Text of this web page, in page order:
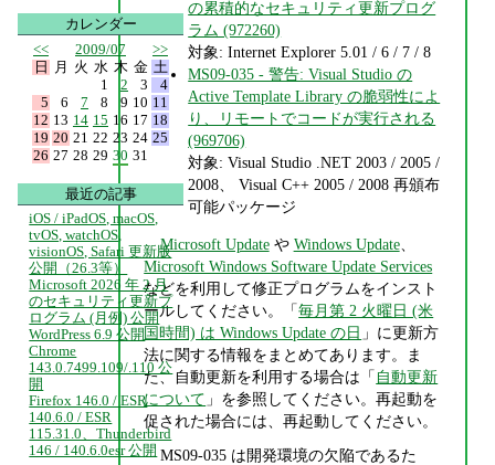
の累積的なセキュリティ更新プログ
ラム (972260)
対象: Internet Explorer 5.01 / 6 / 7 / 8
MS09-035 - 警告: Visual Studio の
Active Template Library の脆弱性によ
り、リモートでコードが実行される
(969706)
対象: Visual Studio .NET 2003 / 2005 /
2008、 Visual C++ 2005 / 2008 再頒布
可能パッケージ
Microsoft Updateや Windows Update、
Microsoft Windows Software Update Services
などを利用して修正プログラムをインスト
ールしてください。「毎月第 2 火曜日 (米
国時間) は Windows Update の日 」に更新方
法に関する情報をまとめてあります。ま
た、自動更新を利用する場合は「 自動更新
について 」を参照してください。再起動を
促された場合には、再起動してください。
MS09-035 は開発環境の欠陥であるた
カレンダー
<<
2009/07
>>
日
月 火 水 木 金 土
1
2 3
4
5
6 7 8 9 10 11
12 13 14 15 16 17 18
19 20 21 22 23 24 25
26 27 28 29 30 31
最近の記事
iOS / iPadOS, macOS,
tvOS, watchOS,
visionOS, Safari 更新版
公開（26.3等）
Microsoft 2026 年 2 月
のセキュリティ更新プ
ログラム (月例) 公開
WordPress 6.9 公開
Chrome
143.0.7499.109/.110 公
開
Firefox 146.0 / ESR
140.6.0 / ESR
115.31.0、Thunderbird
146 / 140.6.0esr 公開